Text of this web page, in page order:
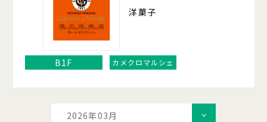
洋菓子
B1F カメクロマルシェ
2026年03月